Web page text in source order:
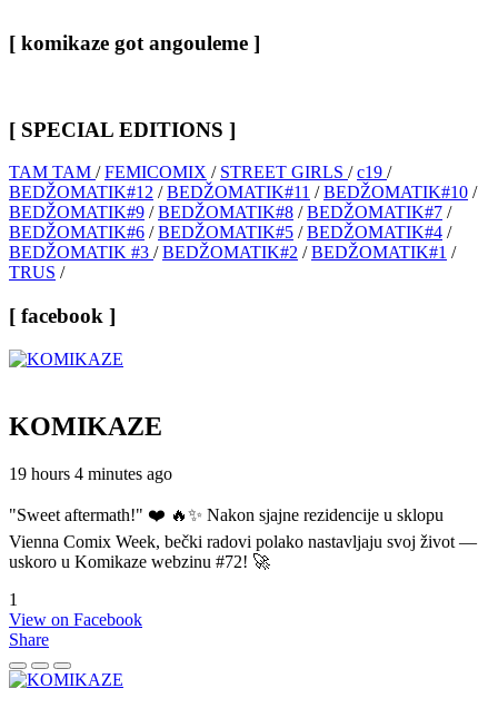
[ komikaze got angouleme ]
[ SPECIAL EDITIONS ]
TAM TAM /FEMICOMIX / STREET GIRLS /c19 /
BEDŽOMATIK#12 /BEDŽOMATIK#11 /BEDŽOMATIK#10 /
BEDŽOMATIK#9 /BEDŽOMATIK#8 /BEDŽOMATIK#7 /
BEDŽOMATIK#6 /BEDŽOMATIK#5 /BEDŽOMATIK#4 /
BEDŽOMATIK #3 /BEDŽOMATIK#2 /BEDŽOMATIK#1 /
TRUS /
[ facebook ]
KOMIKAZE
19 hours 4 minutes ago
"Sweet aftermath!" ❤️ 🔥✨ Nakon sjajne rezidencije u sklopu
Vienna Comix Week, bečki radovi polako nastavljaju svoj život —
uskoro u Komikaze webzinu #72! 🚀
1
View on Facebook
Share